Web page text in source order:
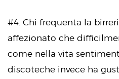
#4. Chi frequenta la
affezionato che
come nella vita
discoteche invece ha